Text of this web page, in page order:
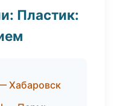
Пластик:
Хабаровск